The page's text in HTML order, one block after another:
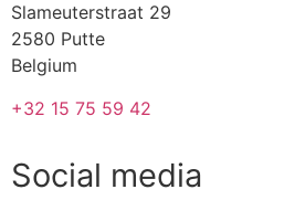
Slameuterstraat 29
2580 Putte
Belgium
+32 15 75 59 42
Social media